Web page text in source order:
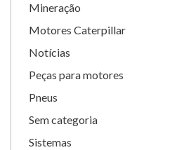
Mineração
Motores Caterpillar
Notícias
Peças para motores
Pneus
Sem categoria
Sistemas